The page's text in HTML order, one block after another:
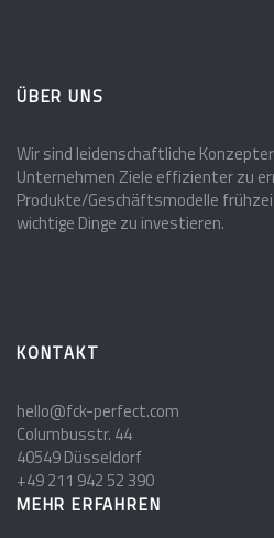
ÜBER UNS
Wir sind leidenschaftliche
Unternehmen Ziele effizienter zu
Produkte/Geschäftsmodelle
wichtige Dinge zu investieren.
KONTAKT
hello@fck-perfect.com
Columbusstr. 44
40549 Düsseldorf
+49 211 942 52 390
MEHR ERFAHREN